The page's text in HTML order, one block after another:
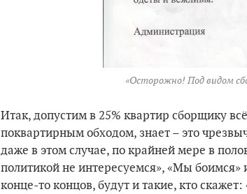
«Осторожно! Под видом
Итак, допустим в 25% квартир сборщику
поквартирным обходом, знает – это
даже в этом случае, по крайней мере в
политикой не интересуемся», «Мы боимся»
конце-то концов, будут и такие, кто